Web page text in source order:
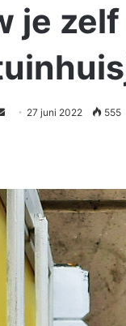
je
Send 27 juni 2022 555